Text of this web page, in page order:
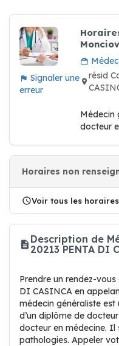
Signaler une
erreur
résid
Médecin
docteur
Horaires non
Voir tous les horaires
Description de
20213 PENTA DI
Prendre un rendez-
DI CASINCA en
médecin généraliste
d’un diplôme de
docteur en médecine. Il
pathologies. Appeler